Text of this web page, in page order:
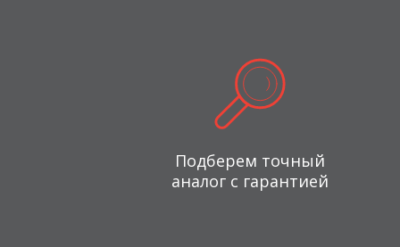
Подберем точный
аналог с гарантией